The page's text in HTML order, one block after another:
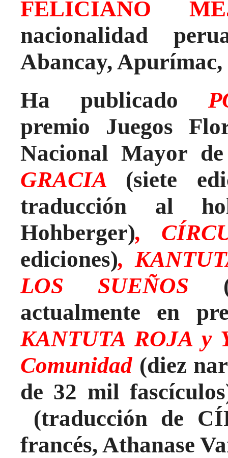
FELICIANO
nacionalidad
Abancay,
Ha publicado
premio Juegos
Nacional Mayor
GRACIA (siete
traducción al
Hohberger),
ediciones),
LOS SUEÑOS
actualmente en
KANTUTA ROJA y
Comunidad (diez
de 32 mil
(traducción de
francés, Athanase